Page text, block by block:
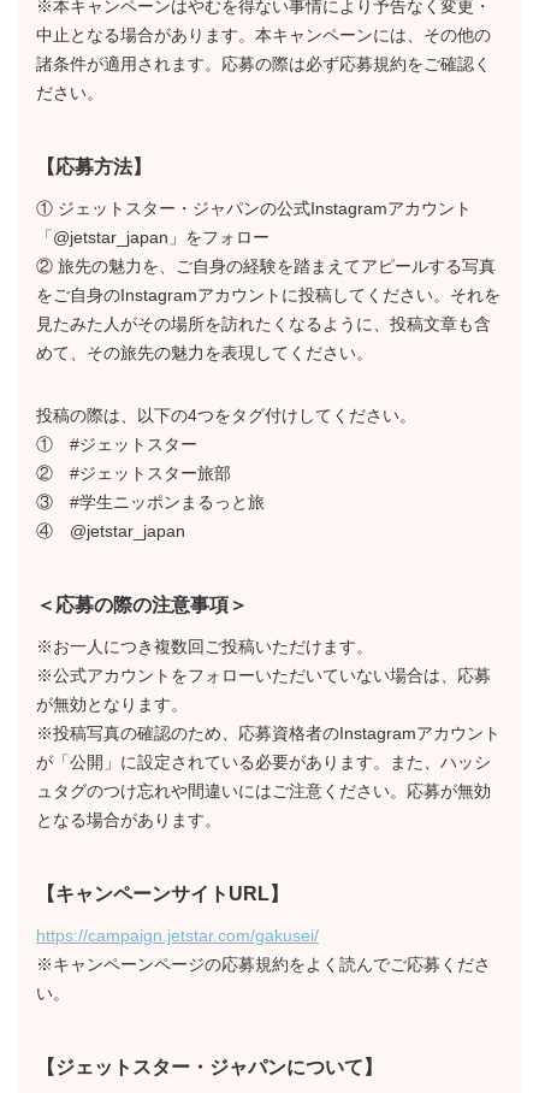
※本キャンペーンはやむを得ない事情により予告なく変更・
中止となる場合があります。本キャンペーンには、その他の
諸条件が適用されます。応募の際は必ず応募規約をご確認く
ださい。
【応募方法】
① ジェットスター・ジャパンの公式Instagramアカウント
「@jetstar_japan」をフォロー
② 旅先の魅力を、ご自身の経験を踏まえてアピールする写真
をご自身のInstagramアカウントに投稿してください。それを
見たみた人がその場所を訪れたくなるように、投稿文章も含
めて、その旅先の魅力を表現してください。
投稿の際は、以下の4つをタグ付けしてください。
① #ジェットスター
② #ジェットスター旅部
③ #学生ニッポンまるっと旅
④ @jetstar_japan
＜応募の際の注意事項＞
※お一人につき複数回ご投稿いただけます。
※公式アカウントをフォローいただいていない場合は、応募
が無効となります。
※投稿写真の確認のため、応募資格者のInstagramアカウント
が「公開」に設定されている必要があります。また、ハッシ
ュタグのつけ忘れや間違いにはご注意ください。応募が無効
となる場合があります。
【キャンペーンサイトURL】
https://campaign.jetstar.com/gakusei/
※キャンペーンページの応募規約をよく読んでご応募くださ
い。
【ジェットスター・ジャパンについて】